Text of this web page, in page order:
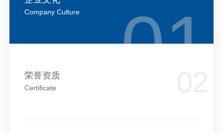
Company Culture
荣誉资质
Certificate